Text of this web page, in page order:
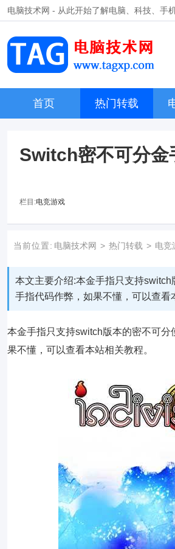
电脑技术网 - 从此开始了解电脑、科技、手
首页 热门转载
Switch密不可分金
栏目:电竞游戏
当前位置: 电脑技术网 > 热门转载 > 电竞
本文主要介绍:本金手指只支持
手指代码作弊，如果不懂，可以查看
本金手指只支持switch版本的密不可
果不懂，可以查看本站相关教程。